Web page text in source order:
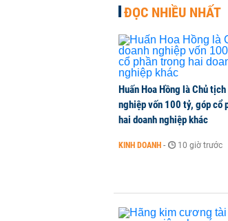
KINH DOANH - 1 phút
Quy mô quỹ PYN
CHỨNG KHOÁN - 1
Phía sau một Đà
CHUYỂN ĐỘNG THỊ
Một doanh
ĐỌC NHIỀU NHẤT
Huấn Hoa Hồng là Chủ tịch
nghiệp vốn 100 tỷ, góp cổ
hai doanh nghiệp khác
KINH DOANH - 10 giờ trước